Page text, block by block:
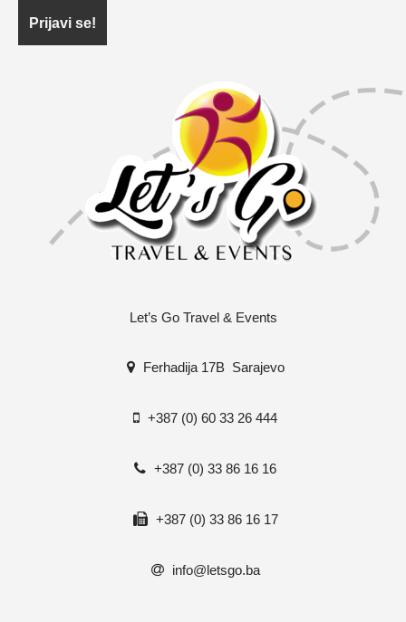
Let’s Go Travel & Events
Ferhadija 17B Sarajevo
+387 (0) 60 33 26 444
+387 (0) 33 86 16 16
+387 (0) 33 86 16 17
info@letsgo.ba